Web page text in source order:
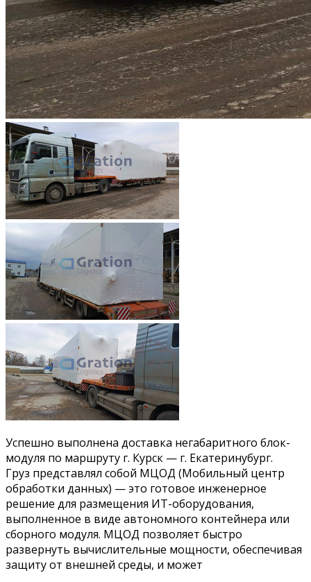
Успешно выполнена доставка негабаритного блок-
модуля по маршруту г. Курск — г. Екатеринубург.
Груз представлял собой МЦОД (Мобильный центр
обработки данных) — это готовое инженерное
решение для размещения ИТ-оборудования,
выполненное в виде автономного контейнера или
сборного модуля. МЦОД позволяет быстро
развернуть вычислительные мощности, обеспечивая
защиту от внешней среды, и может